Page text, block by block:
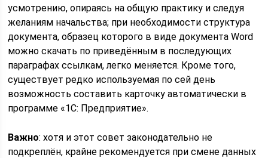
усмотрению, опираясь на общую практику и следуя
желаниям начальства; при необходимости структура
документа, образец которого в виде документа Word
можно скачать по приведённым в последующих
параграфах ссылкам, легко меняется. Кроме того,
существует редко используемая по сей день
возможность составить карточку автоматически в
программе «1С: Предприятие».
Важно: хотя и этот совет законодательно не
подкреплён, крайне рекомендуется при смене данных